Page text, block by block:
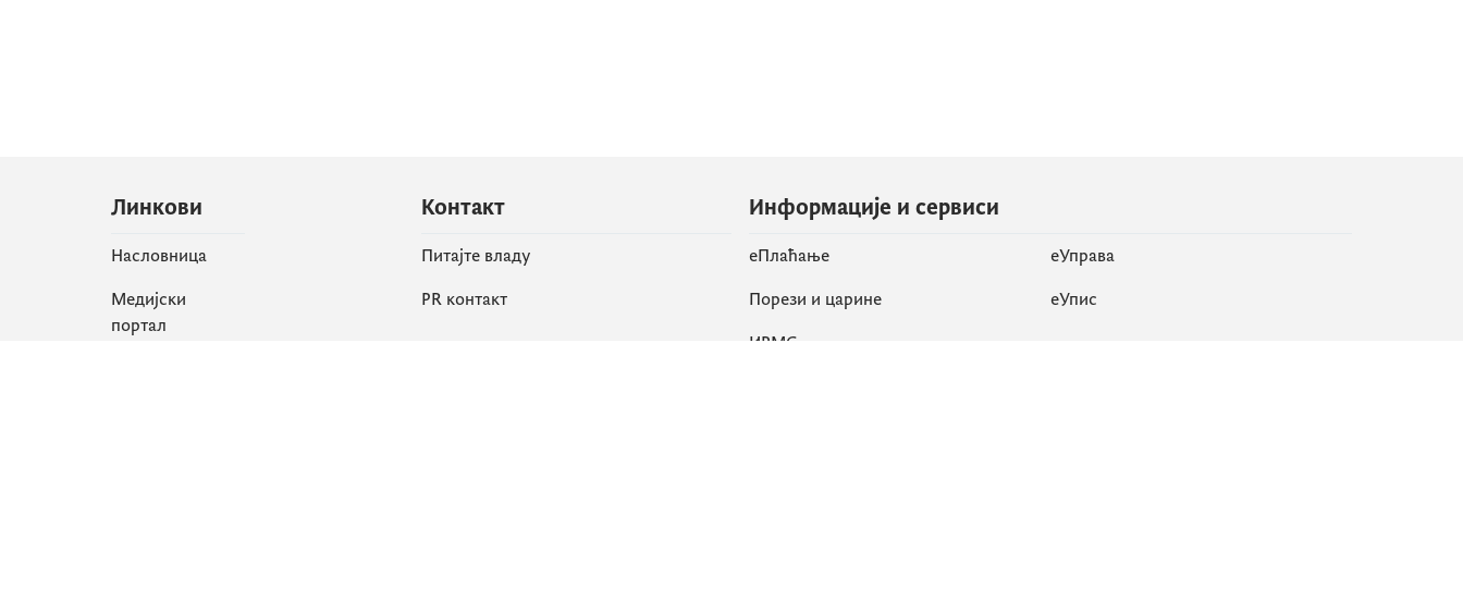
Линкови
Насловница
Медијски
портал
Контакт
Питајте владу
PR контакт
Информације и сервиси
eПлаћање
еУправа
Порези и царине
eУпис
ИРМС